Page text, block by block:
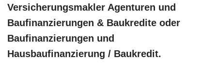
Versicherungsmakler Agenturen und
Baufinanzierungen & Baukredite oder
Baufinanzierungen und
Hausbaufinanzierung / Baukredit.